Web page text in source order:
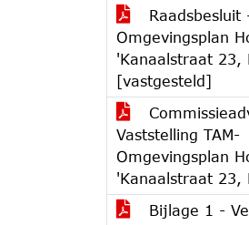
Raadsbesluit
Omgevingsplan
'Kanaalstraat 23,
[vastgesteld]
Vaststelling TAM-
Omgevingsplan
'Kanaalstraat 23,
Bijlage 1 -